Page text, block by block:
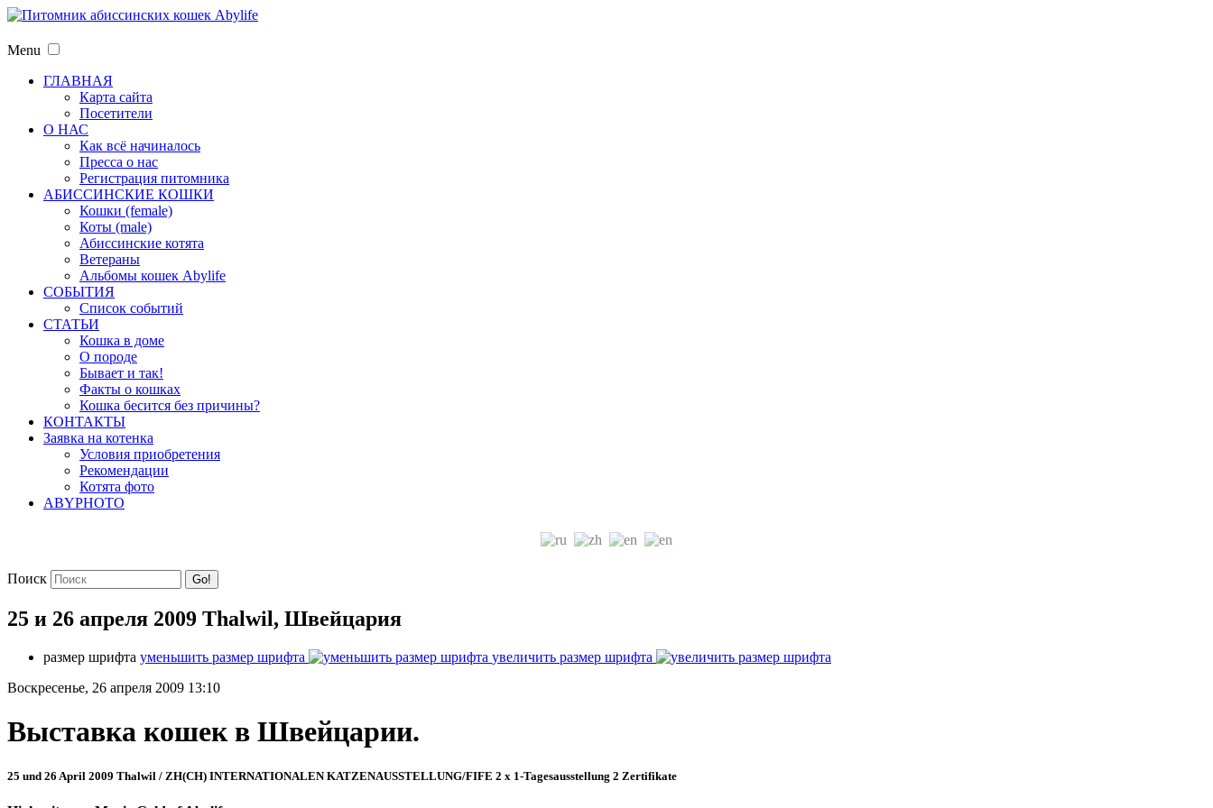
Menu
ГЛАВНАЯ
Карта сайта
Посетители
О НАС
Как всё начиналось
Пресса о нас
Регистрация питомника
АБИССИНСКИЕ КОШКИ
Кошки (female)
Коты (male)
Абиссинские котята
Ветераны
Альбомы кошек Abylife
СОБЫТИЯ
Список событий
СТАТЬИ
Кошка в доме
О породе
Бывает и так!
Факты о кошках
Кошка бесится без причины?
КОНТАКТЫ
Заявка на котенка
Условия приобретения
Рекомендации
Котята фото
ABYPHOTO
Поиск Go!
25 и 26 апреля 2009 Thalwil, Швейцария
размер шрифта уменьшить размер шрифта
увеличить размер шрифта
Воскресенье, 26 апреля 2009 13:10
Выставка кошек в Швейцарии.
25 und 26 April 2009 Thalwil / ZH(CH) INTERNATIONALEN KATZENAUSSTELLUNG/FIFE 2 x 1-Tagesausstellung 2 Zertifikate